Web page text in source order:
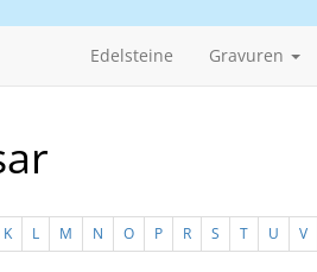
Edelsteine Gravuren
K L M N O P R S T U V